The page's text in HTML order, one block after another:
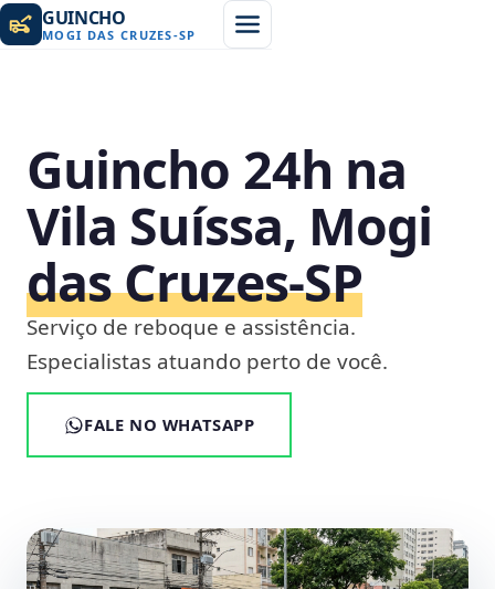
GUINCHO
MOGI DAS CRUZES-SP
Guincho 24h na
Vila Suíssa, Mogi
das Cruzes‑SP
Serviço de reboque e assistência.
Especialistas atuando perto de você.
FALE NO WHATSAPP